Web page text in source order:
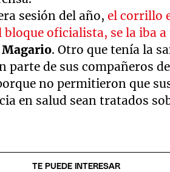
sesión del año,el corrillo
bloque oficialista, se la iba
. Otro que tenía la
parte de sus compañeros
no permitieron que
en salud sean tratados
TE PUEDE INTERESAR